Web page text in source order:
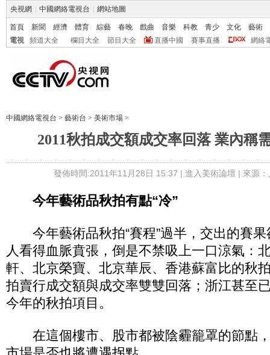
央視網 中國網絡電視台 網站地圖
首頁 新聞 經濟 體育 綜藝 春晚 戲曲 音樂 科教 青少 文化
藝術
電視
頻道大全 欄目大全 節目大全 直播中國 賽事直播 網絡
中國網絡電視台 > 藝術台 > 美術市場 >
2011秋拍成交額成交率回落 業內稱
發佈時間:2011年11月28日 15:37 | 進入美術論壇 | 來源
今年藝術品秋拍有點“冷”
今年藝術品秋拍“賽程”過半，交出的賽果
人看得血脈賁張，倒是不禁吸上一口涼氣：
軒、北京榮寶、北京華辰、香港蘇富比的秋
拍賣行成交額與成交率雙雙回落；浙江甚至
今年的秋拍項目。
在這個樓市、股市都被陰霾籠罩的節點